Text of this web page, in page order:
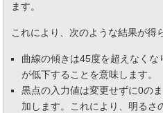
ます。
これにより、次のような結果が得
曲線の傾きは45度を超えなく
が低下することを意味します。
黒点の入力値は変更せずに0の
加します。これにより、明るさ